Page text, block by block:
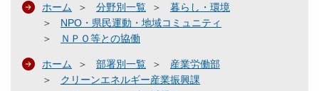
ホーム 分野別一覧
暮らし・環境
NPO・県民運動・地域コミュニティ
ＮＰＯ等との協働
ホーム 部署別一覧
産業労働部
クリーンエネルギー産業振興課